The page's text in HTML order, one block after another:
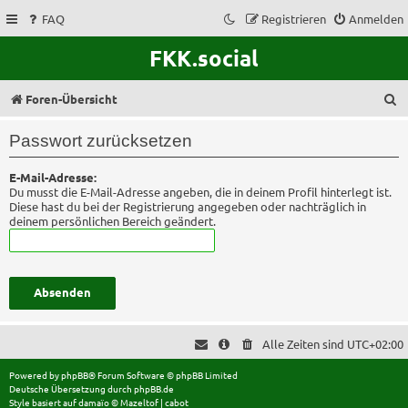
FAQ Anmelden
Registrieren
FKK.social
Foren-Übersicht
Passwort zurücksetzen
E-Mail-Adresse:
Du musst die E-Mail-Adresse angeben, die in deinem Profil hinterlegt ist.
Diese hast du bei der Registrierung angegeben oder nachträglich in
deinem persönlichen Bereich geändert.
Alle Zeiten sind UTC+02:00
Powered byphpBB® Forum Software © phpBB Limited
Deutsche Übersetzung durch phpBB.de
Style basiert aufdamaïo ©Mazeltof | cabot